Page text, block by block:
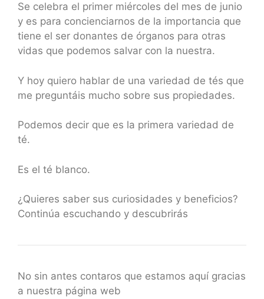
Se celebra el primer miércoles del mes de junio
y es para concienciarnos de la importancia que
tiene el ser donantes de órganos para otras
vidas que podemos salvar con la nuestra.
Y hoy quiero hablar de una variedad de tés que
me preguntáis mucho sobre sus propiedades.
Podemos decir que es la primera variedad de
té.
Es el té blanco.
¿Quieres saber sus curiosidades y beneficios?
Continúa escuchando y descubrirás
No sin antes contaros que estamos aquí gracias
a nuestra página web